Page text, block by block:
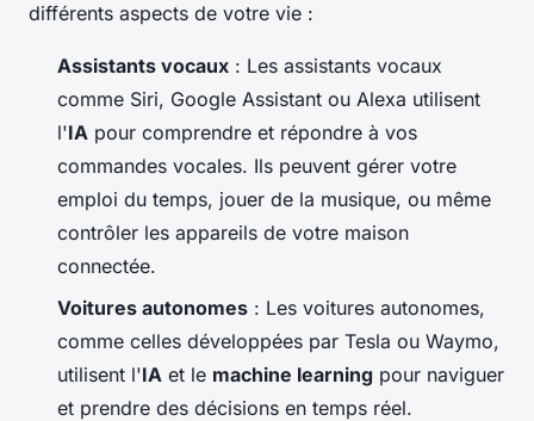
différents aspects de votre vie :
Assistants vocaux : Les assistants vocaux
comme Siri, Google Assistant ou Alexa utilisent
l'IA pour comprendre et répondre à vos
commandes vocales. Ils peuvent gérer votre
emploi du temps, jouer de la musique, ou même
contrôler les appareils de votre maison
connectée.
Voitures autonomes : Les voitures autonomes,
comme celles développées par Tesla ou Waymo,
utilisent l'IA et le machine learning pour naviguer
et prendre des décisions en temps réel.